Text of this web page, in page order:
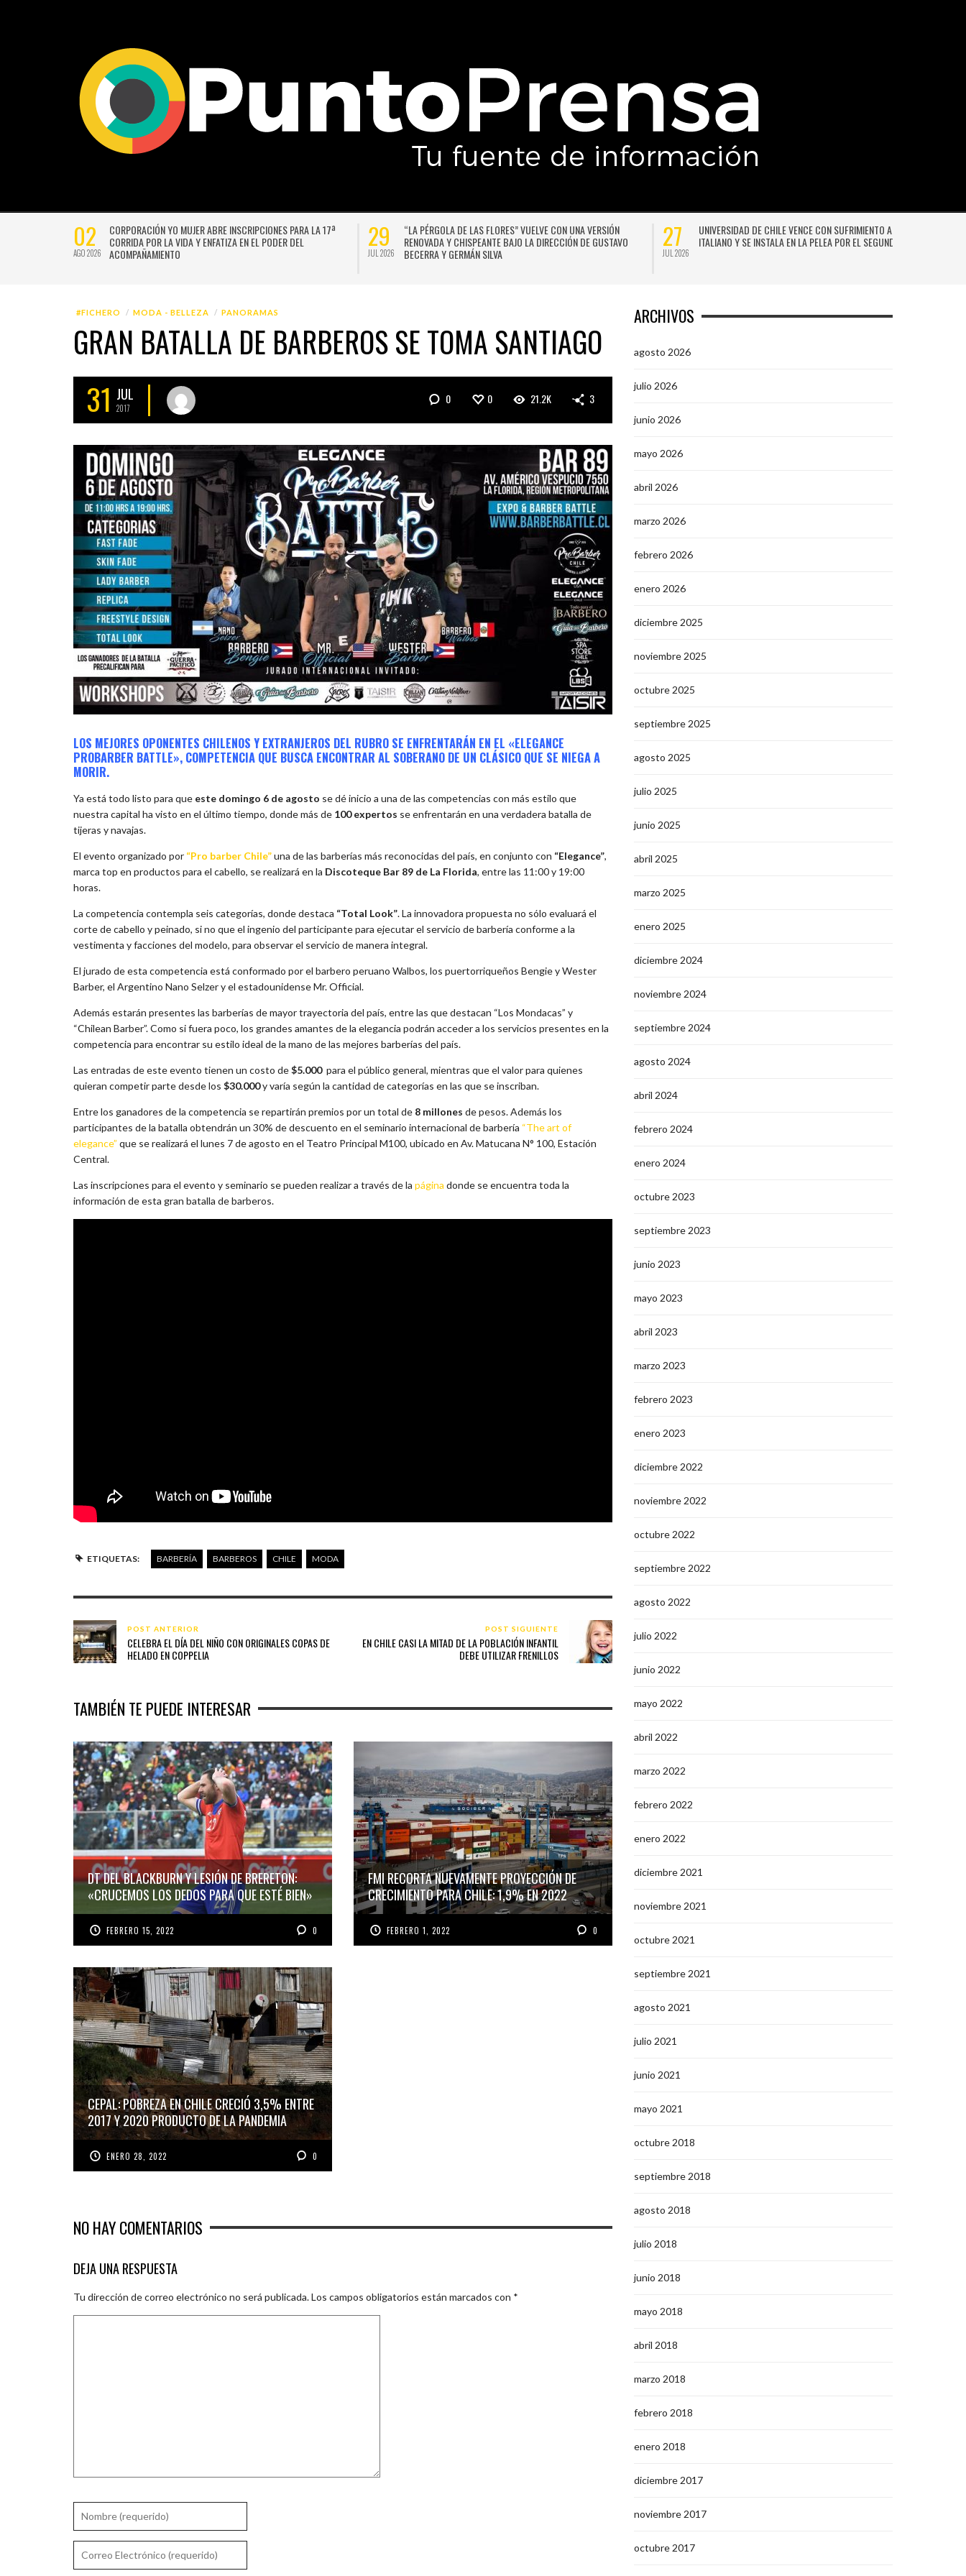
02
AGO 2026
CORPORACIÓN YO MUJER ABRE INSCRIPCIONES PARA LA 17ª
CORRIDA POR LA VIDA Y ENFATIZA EN EL PODER DEL
ACOMPAÑAMIENTO
29
JUL 2026
“LA PÉRGOLA DE LAS FLORES” VUELVE CON UNA VERSIÓN
RENOVADA Y CHISPEANTE BAJO LA DIRECCIÓN DE GUSTAVO
BECERRA Y GERMÁN SILVA
27
JUL 2026
UNIVERSIDAD DE CHILE VENCE CON SUFRIMIENTO A AUDAX
ITALIANO Y SE INSTALA EN LA PELEA POR EL SEGUNDO LUGAR
#FICHERO MODA - BELLEZA PANORAMAS
GRAN BATALLA DE BARBEROS SE TOMA SANTIAGO
31 JUL
2017
0 0 21.2K 3
LOS MEJORES OPONENTES CHILENOS Y EXTRANJEROS DEL RUBRO SE ENFRENTARÁN EN EL «ELEGANCE
PROBARBER BATTLE», COMPETENCIA QUE BUSCA ENCONTRAR AL SOBERANO DE UN CLÁSICO QUE SE NIEGA A
MORIR.
Ya está todo listo para que este domingo 6 de agosto se dé inicio a una de las competencias con más estilo que
nuestra capital ha visto en el último tiempo, donde más de 100 expertos se enfrentarán en una verdadera batalla de
tijeras y navajas.
El evento organizado por “Pro barber Chile”una de las barberías más reconocidas del país, en conjunto con “Elegance”,
marca top en productos para el cabello, se realizará en la Discoteque Bar 89 de La Florida, entre las 11:00 y 19:00
horas.
La competencia contempla seis categorías, donde destaca “Total Look”. La innovadora propuesta no sólo evaluará el
corte de cabello y peinado, si no que el ingenio del participante para ejecutar el servicio de barbería conforme a la
vestimenta y facciones del modelo, para observar el servicio de manera integral.
El jurado de esta competencia está conformado por el barbero peruano Walbos, los puertorriqueños Bengie y Wester
Barber, el Argentino Nano Selzer y el estadounidense Mr. Official.
Además estarán presentes las barberías de mayor trayectoria del país, entre las que destacan “Los Mondacas” y
“Chilean Barber”. Como si fuera poco, los grandes amantes de la elegancia podrán acceder a los servicios presentes en la
competencia para encontrar su estilo ideal de la mano de las mejores barberías del país.
Las entradas de este evento tienen un costo de$5.000para el público general, mientras que el valor para quienes
quieran competir parte desde los $30.000y varía según la cantidad de categorías en las que se inscriban.
Entre los ganadores de la competencia se repartirán premios por un total de 8 millones de pesos. Además los
participantes de la batalla obtendrán un 30% de descuento en el seminario internacional de barbería “The art of
elegance” que se realizará el lunes 7 de agosto en el Teatro Principal M100, ubicado en Av. Matucana N° 100, Estación
Central.
Las inscripciones para el evento y seminario se pueden realizar a través de la página donde se encuentra toda la
información de esta gran batalla de barberos.
ETIQUETAS: BARBERÍA BARBEROS CHILE MODA
POST ANTERIOR
CELEBRA EL DÍA DEL NIÑO CON ORIGINALES COPAS DE
HELADO EN COPPELIA
POST SIGUIENTE
EN CHILE CASI LA MITAD DE LA POBLACIÓN INFANTIL
DEBE UTILIZAR FRENILLOS
TAMBIÉN TE PUEDE INTERESAR
DT DEL BLACKBURN Y LESIÓN DE BRERETON:
«CRUCEMOS LOS DEDOS PARA QUE ESTÉ BIEN»
FEBRERO 15, 2022 0
FMI RECORTA NUEVAMENTE PROYECCIÓN DE
CRECIMIENTO PARA CHILE: 1,9% EN 2022
FEBRERO 1, 2022 0
CEPAL: POBREZA EN CHILE CRECIÓ 3,5% ENTRE
2017 Y 2020 PRODUCTO DE LA PANDEMIA
ENERO 28, 2022 0
NO HAY COMENTARIOS
DEJA UNA RESPUESTA
Tu dirección de correo electrónico no será publicada.Los campos obligatorios están marcados con *
ARCHIVOS
agosto 2026
julio 2026
junio 2026
mayo 2026
abril 2026
marzo 2026
febrero 2026
enero 2026
diciembre 2025
noviembre 2025
octubre 2025
septiembre 2025
agosto 2025
julio 2025
junio 2025
abril 2025
marzo 2025
enero 2025
diciembre 2024
noviembre 2024
septiembre 2024
agosto 2024
abril 2024
febrero 2024
enero 2024
octubre 2023
septiembre 2023
junio 2023
mayo 2023
abril 2023
marzo 2023
febrero 2023
enero 2023
diciembre 2022
noviembre 2022
octubre 2022
septiembre 2022
agosto 2022
julio 2022
junio 2022
mayo 2022
abril 2022
marzo 2022
febrero 2022
enero 2022
diciembre 2021
noviembre 2021
octubre 2021
septiembre 2021
agosto 2021
julio 2021
junio 2021
mayo 2021
octubre 2018
septiembre 2018
agosto 2018
julio 2018
junio 2018
mayo 2018
abril 2018
marzo 2018
febrero 2018
enero 2018
diciembre 2017
noviembre 2017
octubre 2017